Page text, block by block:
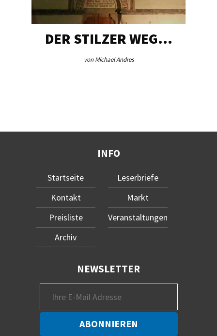
DER STILZER WEG…
von Michael Andres
INFO
Startseite
Kontakt
Preisliste
Archiv
Leserbriefe
Markt
Veranstaltungen
NEWSLETTER